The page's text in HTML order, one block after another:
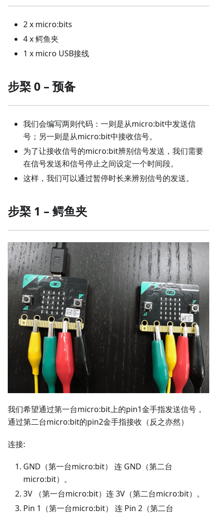
2 x micro:bits
4 x 鳄鱼夹
1 x micro USB接线
步棸 0 – 预备
我们会编写两则代码：一则是从micro:bit中发送信
号；另一则是从micro:bit中接收信号。
为了让接收信号的micro:bit辨别信号发送，我们需要
在信号发送和信号停止之间设定一个时间段。
这样，我们可以通过暂停时长来辨别信号的发送。
步棸 1 – 鳄鱼夹
我们希望通过第一台micro:bit上的pin1金手指发送信号，
通过第二台micro:bit的pin2金手指接收（反之亦然）
连接:
GND（第一台micro:bit） 连 GND（第二台
micro:bit）。
3V （第一台micro:bit）连 3V（第二台micro:bit）。
Pin 1（第一台micro:bit） 连 Pin 2（第二台